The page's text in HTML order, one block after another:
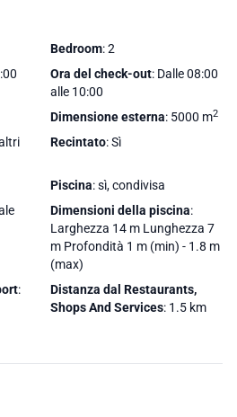
Bedroom: 2
Ora del check-out: Dalle 08:00
alle 10:00
Dimensione esterna: 5000 m2
Recintato: Sì
Piscina: sì, condivisa
Dimensioni della piscina:
Larghezza 14 m Lunghezza 7
m Profondità 1 m (min) - 1.8 m
(max)
:
Distanza dal Restaurants,
Shops And Services: 1.5 km